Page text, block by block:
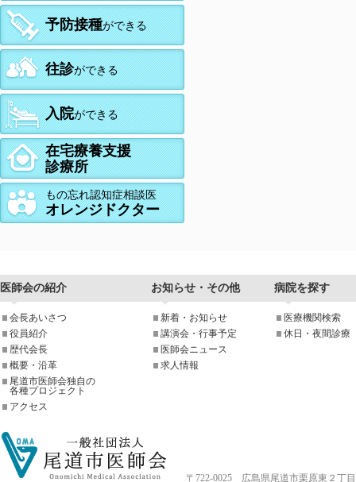
予防接種ができる
往診ができる
入院ができる
在宅療養支援
診療所
もの忘れ認知症相談医
オレンジドクター
医師会の紹介 お知らせ・その他 病院を探す
会長あいさつ
役員紹介
歴代会長
概要・沿革
尾道市医師会独自の
各種プロジェクト
アクセス
新着・お知らせ
講演会・行事予定
医師会ニュース
求人情報
医療機関検索
休日・夜間診療
〒722-0025 広島県尾道市栗原東２丁